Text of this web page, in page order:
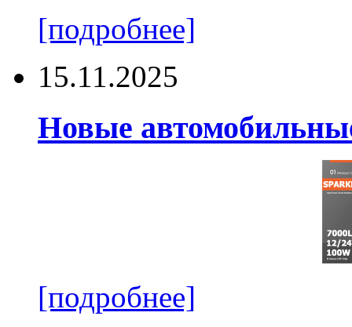
[подробнее]
15.11.2025
Новые
[подробнее]